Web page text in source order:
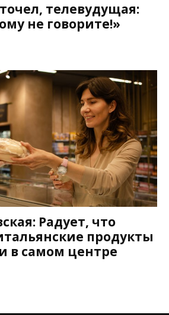
телевудущая:
не говорите!»
Радует, что
продукты
в самом центре